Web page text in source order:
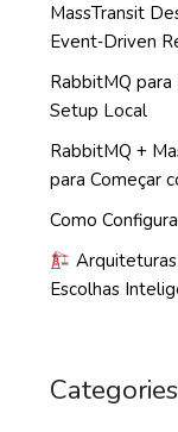
MassTransit
Event‑Driven
RabbitMQ
Setup Local
RabbitMQ +
para Começar
Como
Escolhas
Categories